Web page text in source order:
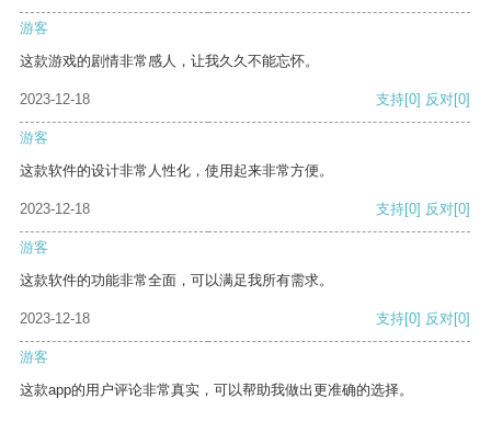
游客
这款游戏的剧情非常感人，让我久久不能忘怀。
2023-12-18 支持[0] 反对[0]
游客
这款软件的设计非常人性化，使用起来非常方便。
2023-12-18 支持[0] 反对[0]
游客
这款软件的功能非常全面，可以满足我所有需求。
2023-12-18 支持[0] 反对[0]
游客
这款app的用户评论非常真实，可以帮助我做出更准确的选择。